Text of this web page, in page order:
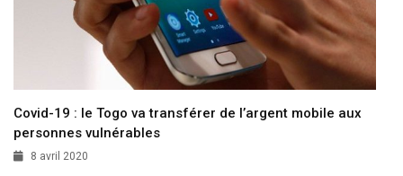
Covid-19 : le Togo va transférer de l’argent mobile aux
personnes vulnérables
8 avril 2020